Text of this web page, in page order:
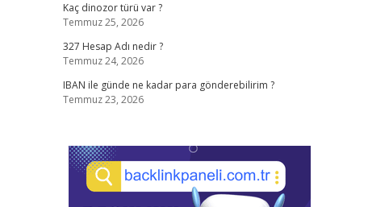
Kaç dinozor türü var ?
Temmuz 25, 2026
327 Hesap Adı nedir ?
Temmuz 24, 2026
IBAN ile günde ne kadar para gönderebilirim ?
Temmuz 23, 2026